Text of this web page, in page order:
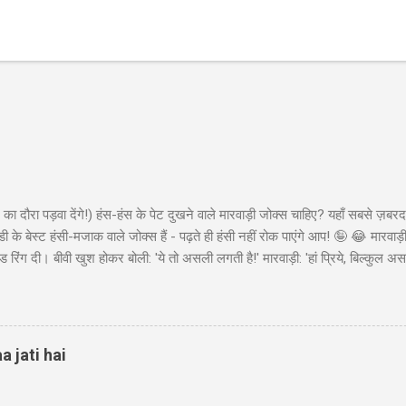
दौरा पड़वा देंगे!) हंस-हंस के पेट दुखने वाले मारवाड़ी जोक्स चाहिए? यहाँ सबसे
के बेस्ट हंसी-मजाक वाले जोक्स हैं - पढ़ते ही हंसी नहीं रोक पाएंगे आप! 🤪 😂
रिंग दी। बीवी खुश होकर बोली: 'ये तो असली लगती है!' मारवाड़ी: 'हां प्रिये, बिल्कुल
पैसों से खुद के लिए कुछ खरीद...
jati hai